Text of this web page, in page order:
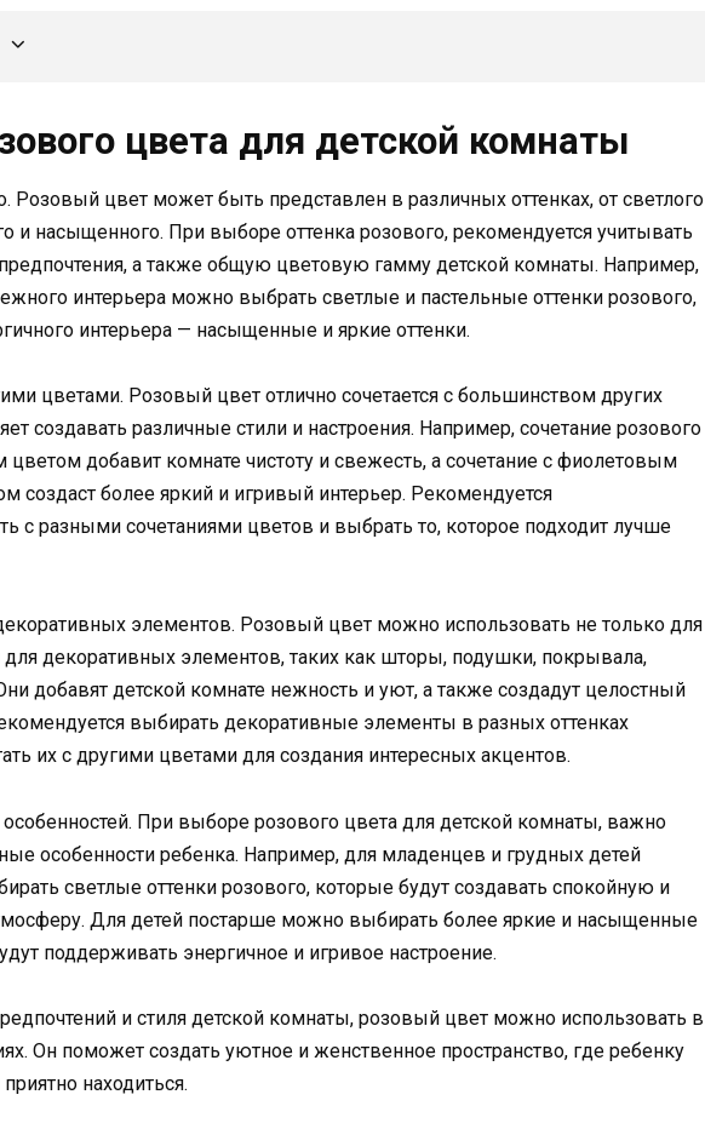
цвета для детской комнаты
Розовый цвет может быть представлен в различных оттенках, от светлого
и насыщенного. При выборе оттенка розового, рекомендуется учитывать
а также общую цветовую гамму детской комнаты. Например,
интерьера можно выбрать светлые и пастельные оттенки розового,
интерьера — насыщенные и яркие оттенки.
цветами. Розовый цвет отлично сочетается с большинством других
создавать различные стили и настроения. Например, сочетание розового
добавит комнате чистоту и свежесть, а сочетание с фиолетовым
создаст более яркий и игривый интерьер. Рекомендуется
с разными сочетаниями цветов и выбрать то, которое подходит лучше
элементов. Розовый цвет можно использовать не только для
для декоративных элементов, таких как шторы, подушки, покрывала,
добавят детской комнате нежность и уют, а также создадут целостный
выбирать декоративные элементы в разных оттенках
их с другими цветами для создания интересных акцентов.
особенностей. При выборе розового цвета для детской комнаты, важно
особенности ребенка. Например, для младенцев и грудных детей
светлые оттенки розового, которые будут создавать спокойную и
Для детей постарше можно выбирать более яркие и насыщенные
поддерживать энергичное и игривое настроение.
и стиля детской комнаты, розовый цвет можно использовать в
Он поможет создать уютное и женственное пространство, где ребенку
находиться.